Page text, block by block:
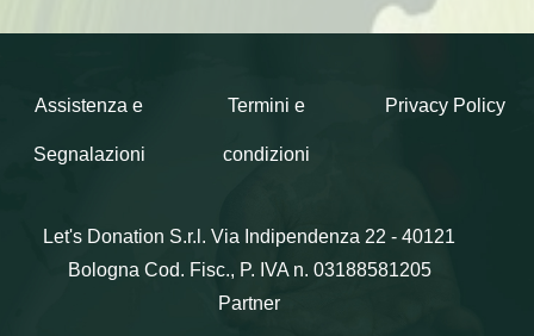
Assistenza e
Segnalazioni
Termini e
condizioni
Privacy Policy
Let's Donation S.r.l. Via Indipendenza 22 - 40121
Bologna Cod. Fisc., P. IVA n. 03188581205
Partner